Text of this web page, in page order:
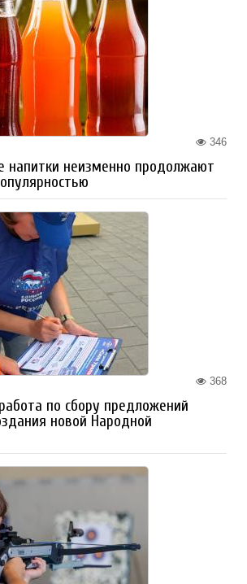
346
напитки неизменно продолжают
368
по сбору предложений
новой Народной